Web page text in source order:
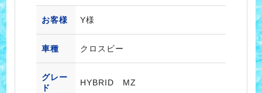
お客様 Y様
車種 クロスビー
グレー
ド
HYBRID MZ